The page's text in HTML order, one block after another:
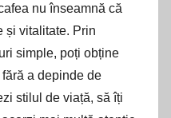
nu înseamnă că
și vitalitate. Prin
simple, poți obține
a depinde de
stilul de viață, să îți